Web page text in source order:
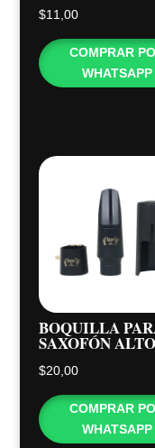
$11,00
COMPRAR
WHATSAPP
BOQUILLA
SAXOFÓN
$20,00
COMPRAR
WHATSAPP